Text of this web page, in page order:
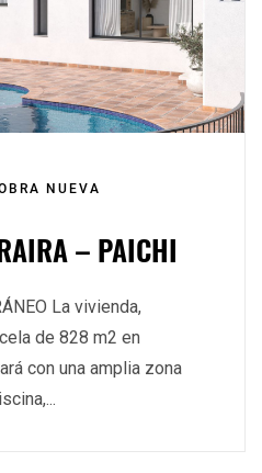
NUEVA
– PAICHI
La vivienda,
de 828 m2 en
con una amplia zona